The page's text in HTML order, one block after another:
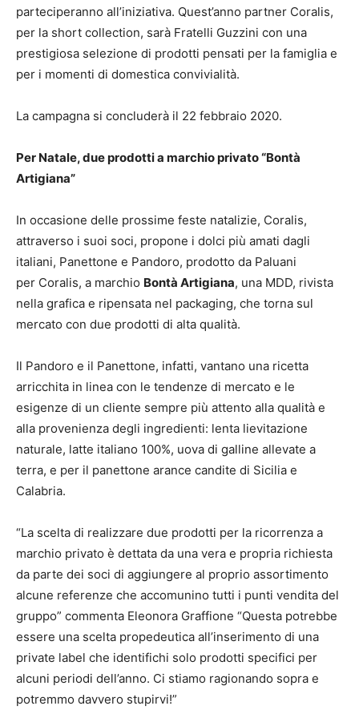
parteciperanno all’iniziativa. Quest’anno partner Coralis,
per la short collection, sarà Fratelli Guzzini con una
prestigiosa selezione di prodotti pensati per la famiglia e
per i momenti di domestica convivialità.
La campagna si concluderà il 22 febbraio 2020.
Per Natale, due prodotti a marchio privato “Bontà
Artigiana”
In occasione delle prossime feste natalizie, Coralis,
attraverso i suoi soci, propone i dolci più amati dagli
italiani, Panettone e Pandoro, prodotto da Paluani
per Coralis, a marchio Bontà Artigiana, una MDD, rivista
nella grafica e ripensata nel packaging, che torna sul
mercato con due prodotti di alta qualità.
Il Pandoro e il Panettone, infatti, vantano una ricetta
arricchita in linea con le tendenze di mercato e le
esigenze di un cliente sempre più attento alla qualità e
alla provenienza degli ingredienti: lenta lievitazione
naturale, latte italiano 100%, uova di galline allevate a
terra, e per il panettone arance candite di Sicilia e
Calabria.
“La scelta di realizzare due prodotti per la ricorrenza a
marchio privato è dettata da una vera e propria richiesta
da parte dei soci di aggiungere al proprio assortimento
alcune referenze che accomunino tutti i punti vendita del
gruppo” commenta Eleonora Graffione “Questa potrebbe
essere una scelta propedeutica all’inserimento di una
private label che identifichi solo prodotti specifici per
alcuni periodi dell’anno. Ci stiamo ragionando sopra e
potremmo davvero stupirvi!”